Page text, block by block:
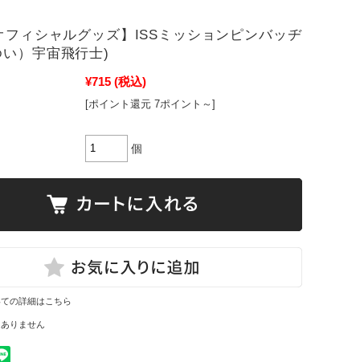
フィシャルグッズ】ISSミッションピンバッヂ
）宇宙飛行士)
¥715 (税込)
[ポイント還元 7ポイント～]
個
の詳細はこちら
りません